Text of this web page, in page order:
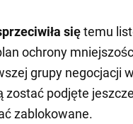
siętemu
ochrony
grupy negocjacji
zostać podjęte
zablokowane.